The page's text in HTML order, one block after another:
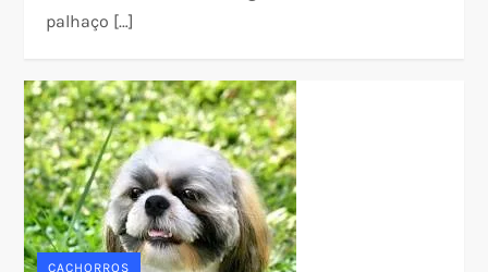
palhaço […]
CACHORROS